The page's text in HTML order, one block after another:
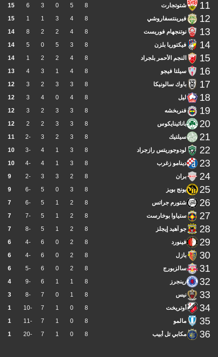
11 شتوتجارت 8
5
0
3
6
15
12 فيرينتسفاروشي 8
4
3
1
1
15
13 نوتنجهام فوريست 8
4
2
2
8
14
14 فيكتوريا بلزن 8
3
5
0
5
14
15 النجم الأحمر بلجراد 8
4
2
2
1
14
16 سيلتا فيجو 8
4
1
3
4
13
17 باوك سالونيكا 8
3
3
2
3
12
18 ليل 8
4
0
4
3
12
19 فنربخشه 8
3
3
2
3
12
20 باناثينايكوس 8
3
3
2
2
12
21 سيلتيك 8
3
2
3
-2
11
22 لودوجوريتس رازجراد 8
3
1
4
-3
10
23 دينامو زغرب 8
3
1
4
-4
10
24 بران 8
2
3
3
-2
9
25 يونج بويز 8
3
0
5
-6
9
26 شتورم جراتس 8
2
1
5
-6
7
27 ستياوا بوخارست 8
2
1
5
-7
7
28 جو آهيد إيجلز 8
2
1
5
-8
7
29 فينورد 8
2
0
6
-4
6
30 بازل 8
2
0
6
-4
6
31 سالزبورج 8
2
0
6
-5
6
32 رينجرز 8
1
1
6
-9
4
33 نيس 8
1
0
7
-8
3
34 أوتريخت 8
0
1
7
-10
1
35 مالمو 8
0
1
7
-11
1
36 مكابي تل أبيب 8
0
1
7
-20
1